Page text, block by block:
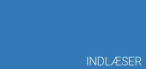
INDLÆSER